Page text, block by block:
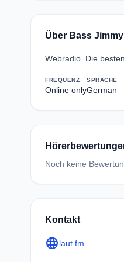
Über Bass
Webradio. Die
FREQUENZ
Online only
SPRACHE
German
Noch keine
Kontakt
languagelaut.fm